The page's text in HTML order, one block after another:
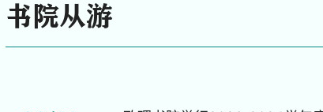
书院从游